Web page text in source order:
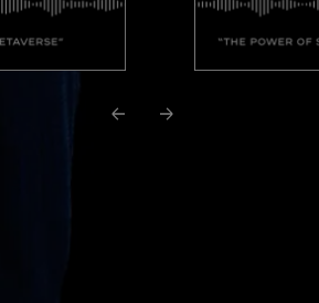
Podcast précédent
Podcast suivant